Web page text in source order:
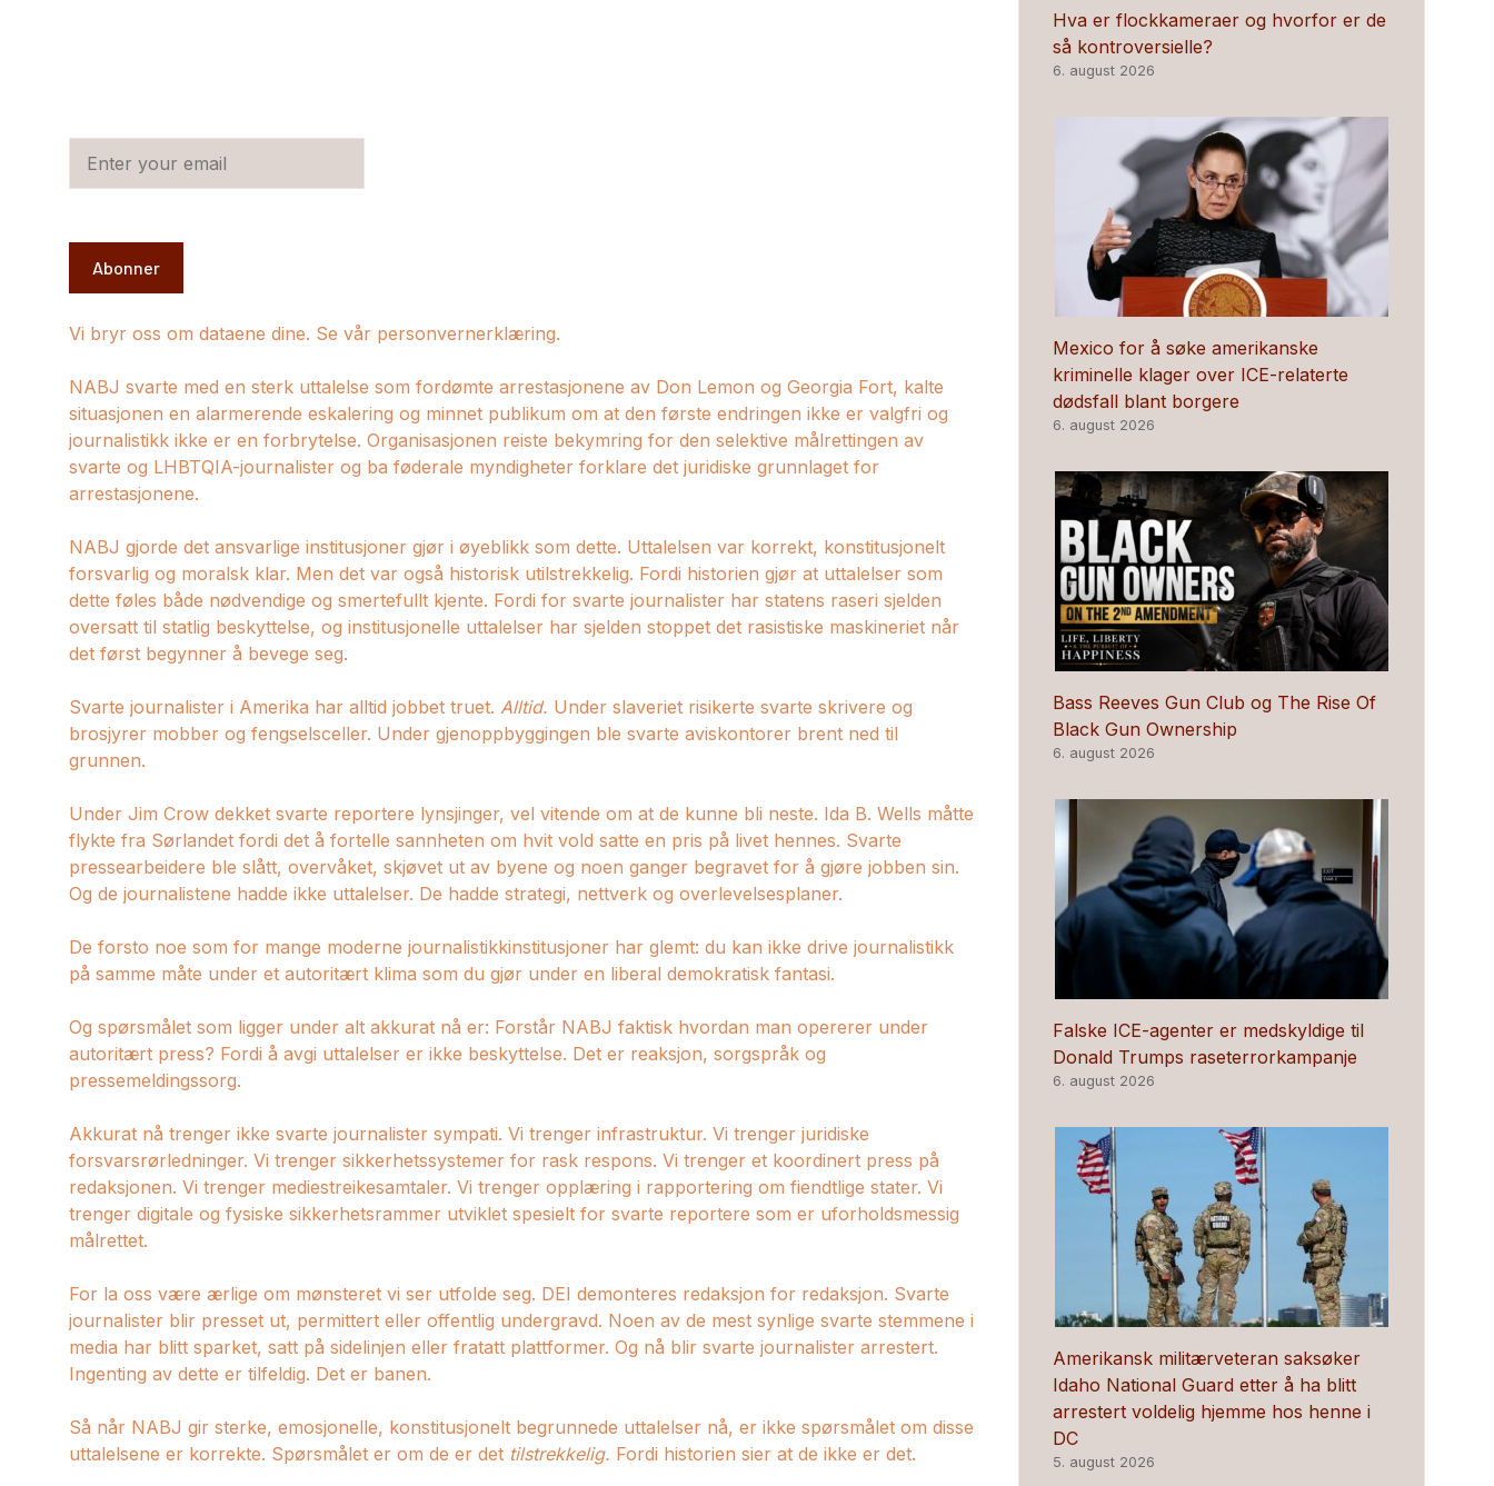
Abonner
Vi bryr oss om dataene dine. Se vår personvernerklæring.
NABJ svarte med en sterk uttalelse som fordømte arrestasjonene av Don Lemon og Georgia Fort, kalte
situasjonen en alarmerende eskalering og minnet publikum om at den første endringen ikke er valgfri og
journalistikk ikke er en forbrytelse. Organisasjonen reiste bekymring for den selektive målrettingen av
svarte og LHBTQIA-journalister og ba føderale myndigheter forklare det juridiske grunnlaget for
arrestasjonene.
NABJ gjorde det ansvarlige institusjoner gjør i øyeblikk som dette. Uttalelsen var korrekt, konstitusjonelt
forsvarlig og moralsk klar. Men det var også historisk utilstrekkelig. Fordi historien gjør at uttalelser som
dette føles både nødvendige og smertefullt kjente. Fordi for svarte journalister har statens raseri sjelden
oversatt til statlig beskyttelse, og institusjonelle uttalelser har sjelden stoppet det rasistiske maskineriet når
det først begynner å bevege seg.
Svarte journalister i Amerika har alltid jobbet truet. Alltid. Under slaveriet risikerte svarte skrivere og
brosjyrer mobber og fengselsceller. Under gjenoppbyggingen ble svarte aviskontorer brent ned til
grunnen.
Under Jim Crow dekket svarte reportere lynsjinger, vel vitende om at de kunne bli neste. Ida B. Wells måtte
flykte fra Sørlandet fordi det å fortelle sannheten om hvit vold satte en pris på livet hennes. Svarte
pressearbeidere ble slått, overvåket, skjøvet ut av byene og noen ganger begravet for å gjøre jobben sin.
Og de journalistene hadde ikke uttalelser. De hadde strategi, nettverk og overlevelsesplaner.
De forsto noe som for mange moderne journalistikkinstitusjoner har glemt: du kan ikke drive journalistikk
på samme måte under et autoritært klima som du gjør under en liberal demokratisk fantasi.
Og spørsmålet som ligger under alt akkurat nå er: Forstår NABJ faktisk hvordan man opererer under
autoritært press? Fordi å avgi uttalelser er ikke beskyttelse. Det er reaksjon, sorgspråk og
pressemeldingssorg.
Akkurat nå trenger ikke svarte journalister sympati. Vi trenger infrastruktur. Vi trenger juridiske
forsvarsrørledninger. Vi trenger sikkerhetssystemer for rask respons. Vi trenger et koordinert press på
redaksjonen. Vi trenger mediestreikesamtaler. Vi trenger opplæring i rapportering om fiendtlige stater. Vi
trenger digitale og fysiske sikkerhetsrammer utviklet spesielt for svarte reportere som er uforholdsmessig
målrettet.
For la oss være ærlige om mønsteret vi ser utfolde seg. DEI demonteres redaksjon for redaksjon. Svarte
journalister blir presset ut, permittert eller offentlig undergravd. Noen av de mest synlige svarte stemmene i
media har blitt sparket, satt på sidelinjen eller fratatt plattformer. Og nå blir svarte journalister arrestert.
Ingenting av dette er tilfeldig. Det er banen.
Så når NABJ gir sterke, emosjonelle, konstitusjonelt begrunnede uttalelser nå, er ikke spørsmålet om disse
uttalelsene er korrekte. Spørsmålet er om de er det tilstrekkelig. Fordi historien sier at de ikke er det.
Hva er flockkameraer og hvorfor er de
så kontroversielle?
6. august 2026
Mexico for å søke amerikanske
kriminelle klager over ICE-relaterte
dødsfall blant borgere
6. august 2026
Bass Reeves Gun Club og The Rise Of
Black Gun Ownership
6. august 2026
Falske ICE-agenter er medskyldige til
Donald Trumps raseterrorkampanje
6. august 2026
Amerikansk militærveteran saksøker
Idaho National Guard etter å ha blitt
arrestert voldelig hjemme hos henne i
DC
5. august 2026